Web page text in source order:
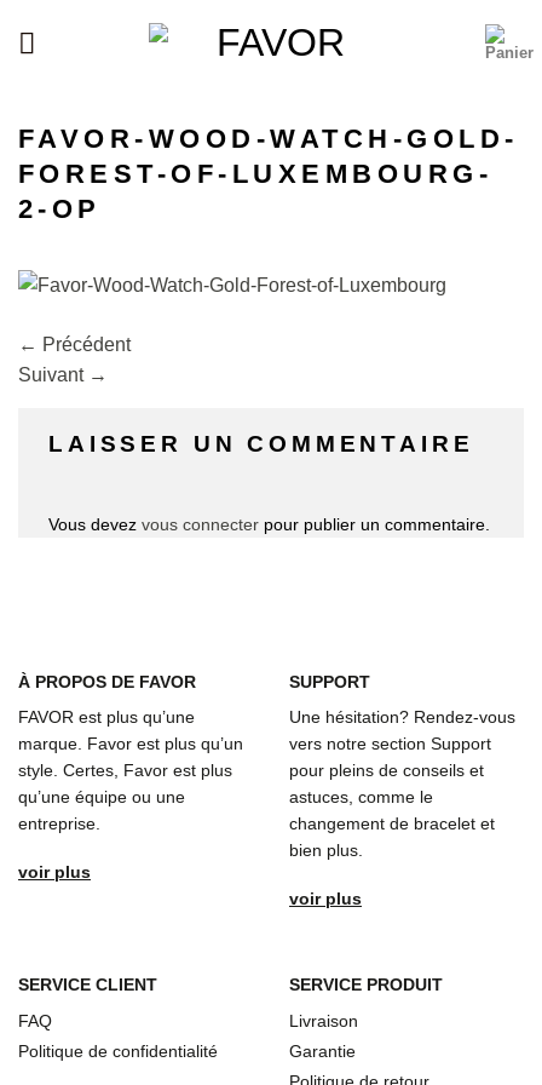
FAVOR-WOOD-WATCH-GOLD-
FOREST-OF-LUXEMBOURG-
2-OP
← Précédent
Suivant →
LAISSER UN COMMENTAIRE
Vous devez vous connecter pour publier un commentaire.
À PROPOS DE FAVOR
FAVOR est plus qu’une
marque. Favor est plus qu’un
style. Certes, Favor est plus
qu’une équipe ou une
entreprise.
voir plus
SUPPORT
Une hésitation? Rendez-vous
vers notre section Support
pour pleins de conseils et
astuces, comme le
changement de bracelet et
bien plus.
voir plus
SERVICE CLIENT
FAQ
Politique de confidentialité
SERVICE PRODUIT
Livraison
Garantie
Politique de retour